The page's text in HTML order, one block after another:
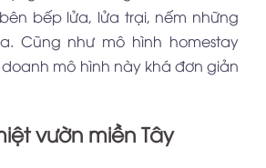
bếp lửa, lửa trại, nếm những
Cũng như mô hình homestay
mô hình này khá đơn giản
vườn miền Tây